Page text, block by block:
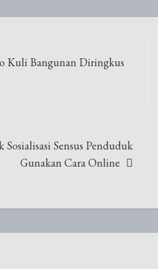
Kuli Bangunan Diringkus
Sosialisasi Sensus Penduduk
Gunakan Cara Online